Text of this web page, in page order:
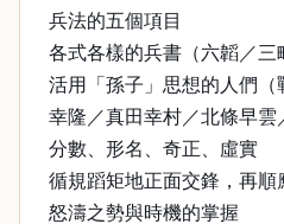
兵法的五個項目
各式各樣的兵書（六韜／三
活用「孫子」思想的人們（
幸隆／真田幸村／北條早雲
分數、形名、奇正、虛實
循規蹈矩地正面交鋒，再順
怒濤之勢與時機的掌握